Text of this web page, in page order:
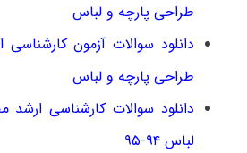
طراحی پارچه و لباس
طراحی پارچه و لباس
دانلود سوالات کارشناسی
لباس ۹۴-۹۵